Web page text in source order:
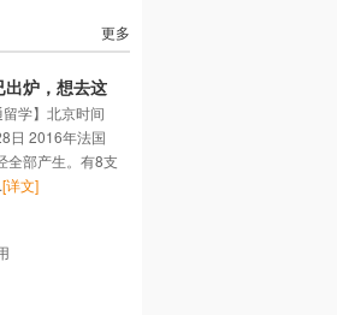
更多
出炉，想去这
学】北京时间
日 2016年法国
全部产生。有8支
[详文]